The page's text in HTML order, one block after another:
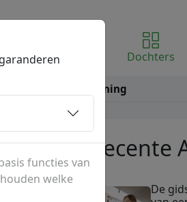
Dochters
Lening
Recente
De
functies van
welke